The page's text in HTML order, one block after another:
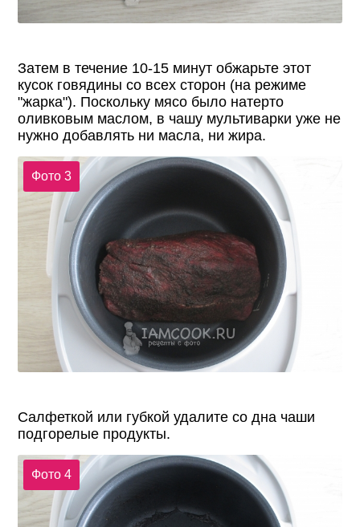
Затем в течение 10-15 минут обжарьте этот
кусок говядины со всех сторон (на режиме
"жарка"). Поскольку мясо было натерто
оливковым маслом, в чашу мультиварки уже не
нужно добавлять ни масла, ни жира.
Фото 3
Салфеткой или губкой удалите со дна чаши
подгорелые продукты.
Фото 4